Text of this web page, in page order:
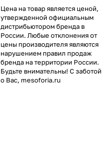
Цена на товар является ценой,
утвержденной официальным
дистрибьютором бренда в
России. Любые отклонения от
цены производителя являются
нарушением правил продаж
бренда на территории России.
Будьте внимательны! С заботой
о Вас, mesoforia.ru